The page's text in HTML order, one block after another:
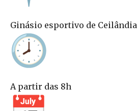
Ginásio esportivo de Ceilândia
A partir das 8h